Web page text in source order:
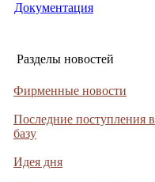
Документация
Разделы новостей
Фирменные новости
Последние поступления в
базу
Идея дня